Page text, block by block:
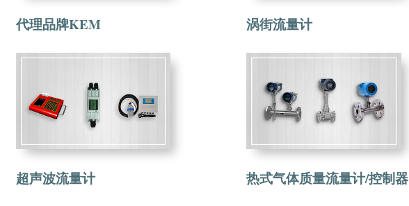
代理品牌KEM 涡街流量计
超声波流量计 热式气体质量流量计/控制器